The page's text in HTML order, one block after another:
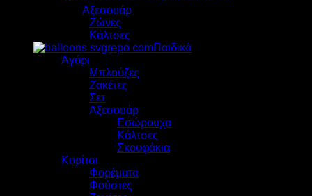
Αξεσουάρ
Ζώνες
Κάλτσες
Παιδικά
Αγόρι
Μπλούζες
Zακέτες
Σετ
Αξεσουάρ
Εσώρουχα
Κάλτσες
Σκουφάκια
Κορίτσι
Φορέματα
Φούστες